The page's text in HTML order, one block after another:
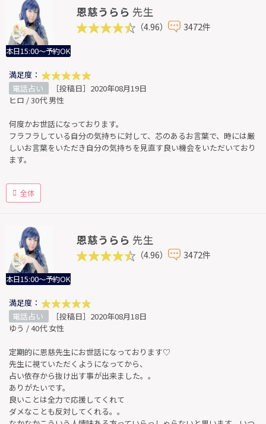
本日15:00～予約OK
恩慈うらら 先生
（4.96） 3472件
満足度：
電話占い
［投稿日］2020年08月19日
ヒロ / 30代 男性
何度かお世話になっております。
フラフラしている自分の気持ちに対して、芯のあるお言葉で、時には厳
しいお言葉をいただき自分の気持ちを見直す良い機会をいただいており
ます。
全体
本日15:00～予約OK
恩慈うらら 先生
（4.96） 3472件
満足度：
電話占い
［投稿日］2020年08月18日
ゆう / 40代 女性
定期的に恩慈先生にお世話になっております♡
先生に視ていただくようになってから、
占い依存から抜け出す事が出来ました。。
ありがたいです。
良いことは全力で応援してくれて
ダメなことも反対してくれる。。